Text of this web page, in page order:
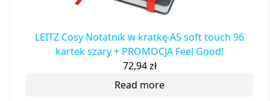
LEITZ Cosy Notatnik w kratkę A5 soft touch 96
kartek szary + PROMOCJA Feel Good!
72,94zł
Read more